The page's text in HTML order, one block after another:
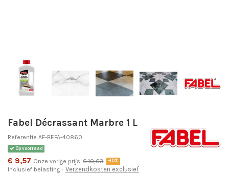
Fabel Décrassant Marbre 1 L
Referentie AF-BEFA-40860
Op voorraad
€ 9,57 Onze vorige prijs € 10,63 -10%
Inclusief belasting Verzendkosten exclusief